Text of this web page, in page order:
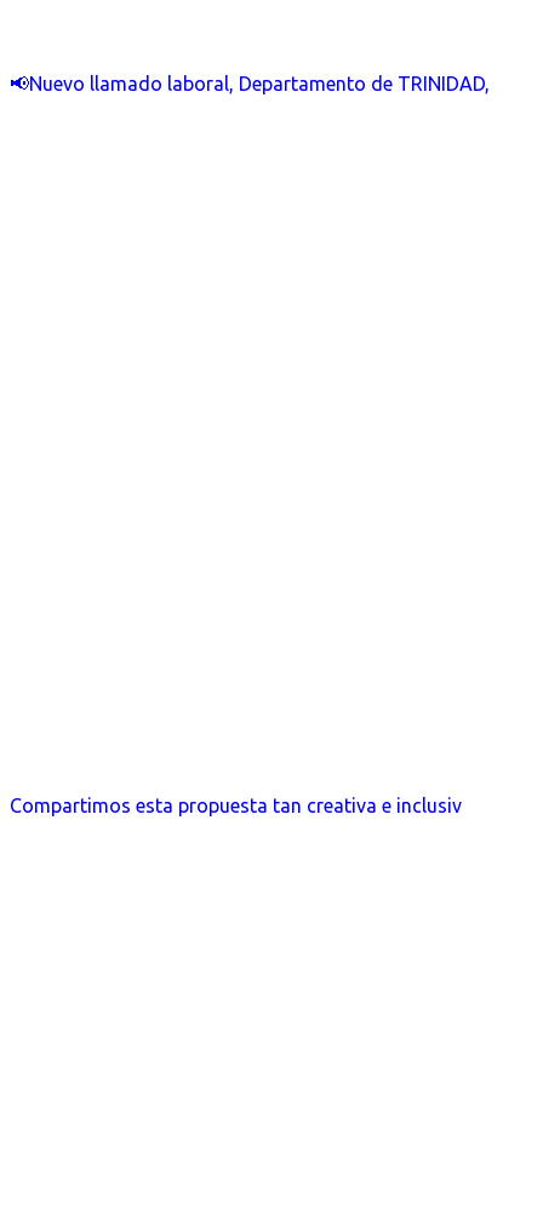
📢Nuevo llamado laboral, Departamento de TRINIDAD,
Compartimos esta propuesta tan creativa e inclusiv